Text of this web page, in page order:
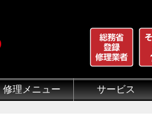
修理メニュー サービス